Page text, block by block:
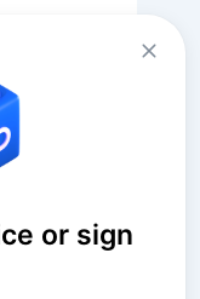
or sign